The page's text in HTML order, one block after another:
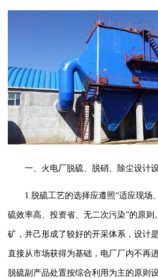
一、火电厂脱硫、脱硝、除尘设计
1.脱硫工艺的选择应遵照“适应现场
硫效率高、投资省、无二次污染”的原
矿，并己形成了较好的开采体系，设计
直接从市场获得为基础，电厂厂内不再进
脱硫副产品处置按综合利用为主的原则